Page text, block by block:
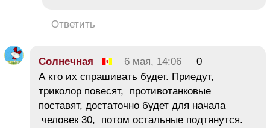
Ответить
Солнечная 6 мая, 14:06
0
А кто их спрашивать будет. Приедут,
триколор повесят, противотанковые
поставят, достаточно будет для начала
человек 30, потом остальные подтянутся.